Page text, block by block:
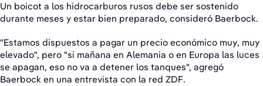
Un boicot a los hidrocarburos rusos debe ser sostenido
durante meses y estar bien preparado, consideró Baerbock.
"Estamos dispuestos a pagar un precio económico muy, muy
elevado", pero "si mañana en Alemania o en Europa las luces
se apagan, eso no va a detener los tanques", agregó
Baerbock en una entrevista con la red ZDF.